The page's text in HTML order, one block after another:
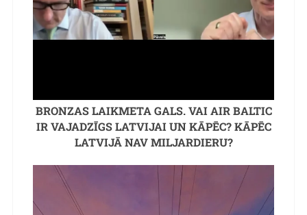
BRONZAS LAIKMETA GALS. VAI AIR BALTIC
IR VAJADZĪGS LATVIJAI UN KĀPĒC? KĀPĒC
LATVIJĀ NAV MILJARDIERU?